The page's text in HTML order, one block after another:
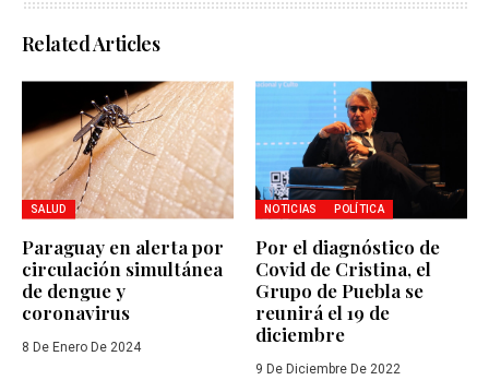
Related Articles
SALUD
Paraguay en alerta por
circulación simultánea
de dengue y
coronavirus
8 De Enero De 2024
NOTICIAS POLÍTICA
Por el diagnóstico de
Covid de Cristina, el
Grupo de Puebla se
reunirá el 19 de
diciembre
9 De Diciembre De 2022